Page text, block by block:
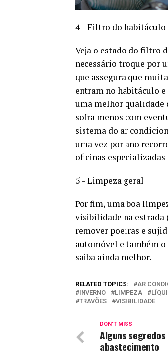
4 – Filtro do habitáculo
Veja o estado do filtro
necessário troque por
que assegura que
entram no habitáculo
uma melhor qualidade
sofra menos com
sistema do ar
uma vez por ano
oficinas
5 – Limpeza geral
Por fim, uma boa
visibilidade na estrada
remover poeiras e
automóvel e também o
saiba ainda melhor.
RELATED TOPICS: AR
INVERNO
LIMPEZA
TRAVÕES
VISIBILIDADE
DON'T MISS
Alguns
abastecimento